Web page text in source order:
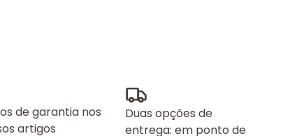
de garantia nos
artigos
Duas opções de
entrega: em ponto de